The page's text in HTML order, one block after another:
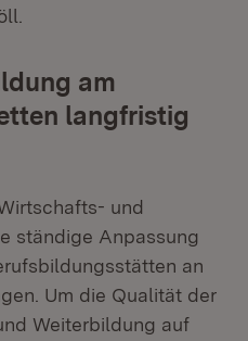
Fenster)
am
langfristig
und
ständige Anpassung
an
Um die Qualität der
Weiterbildung auf